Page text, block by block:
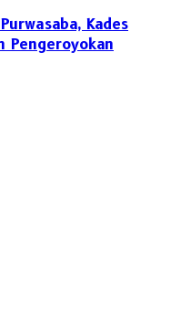
Kades
Pengeroyokan